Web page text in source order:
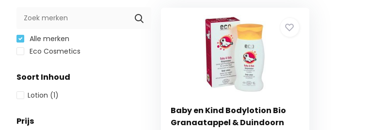
Alle merken
Eco Cosmetics
Soort Inhoud
Lotion (1)
Prijs
Baby en Kind Bodylotion Bio
Granaatappel & Duindoorn